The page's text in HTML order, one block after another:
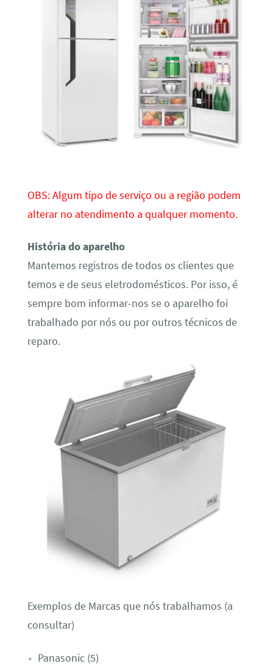
OBS: Algum tipo de serviço ou a região podem
alterar no atendimento a qualquer momento.
História do aparelho
Mantemos registros de todos os clientes que
temos e de seus eletrodomésticos. Por isso, é
sempre bom informar-nos se o aparelho foi
trabalhado por nós ou por outros técnicos de
reparo.
Exemplos de Marcas que nós trabalhamos (a
consultar)
Panasonic (5)